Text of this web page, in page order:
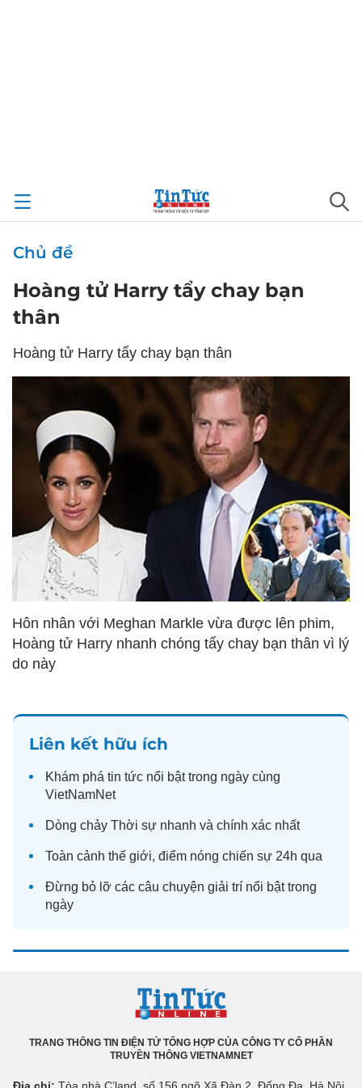
Chủ đề
Hoàng tử Harry tẩy chay bạn
thân
Hoàng tử Harry tẩy chay bạn thân
Hôn nhân với Meghan Markle vừa được lên phim,
Hoàng tử Harry nhanh chóng tẩy chay bạn thân vì lý
do này
Liên kết hữu ích
Khám phá tin tức nổi bật trong ngày cùng
VietNamNet
Dòng chảy Thời sự nhanh và chính xác nhất
Toàn cảnh thế giới, điểm nóng chiến sự 24h qua
Đừng bỏ lỡ các câu chuyện giải trí nổi bật trong
ngày
TRANG THÔNG TIN ĐIỆN TỬ TỔNG HỢP CỦA CÔNG TY CỔ PHẦN
TRUYỀN THÔNG VIETNAMNET